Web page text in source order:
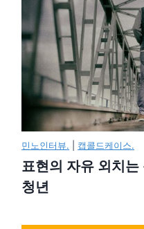
민노인터뷰. 캡콜드케이스.
표현의 자유 외치
청년